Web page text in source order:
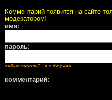
Комментарий появится на сайте
модератором!
имя:
пароль:
забыл пароль? | я с форума
комментарий: